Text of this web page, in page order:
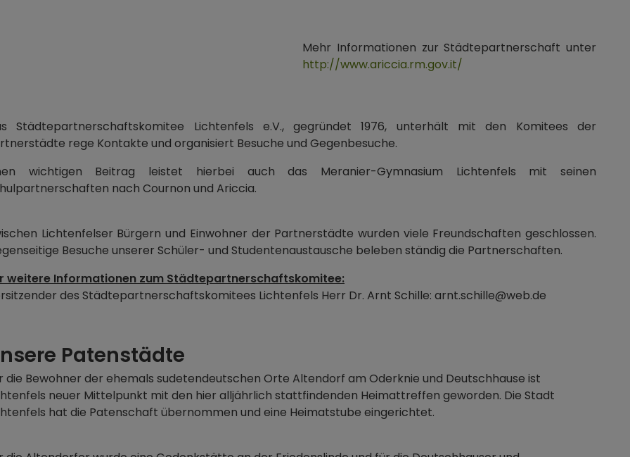
Mehr Informationen zur Städtepartnerschaft unter
http://www.ariccia.rm.gov.it/
Städtepartnerschaftskomitee Lichtenfels e.V., gegründet 1976, unterhält mit den Komitees der
rege Kontakte und organisiert Besuche und Gegenbesuche.
wichtigen Beitrag leistet hierbei auch das Meranier-Gymnasium Lichtenfels mit seinen
nach Cournon und Ariccia.
Lichtenfelser Bürgern und Einwohner der Partnerstädte wurden viele Freundschaften geschlossen.
Besuche unserer Schüler- und Studentenaustausche beleben ständig die Partnerschaften.
weitere Informationen zum Städtepartnerschaftskomitee:
des Städtepartnerschaftskomitees Lichtenfels Herr Dr. Arnt Schille: arnt.schille@web.de
Patenstädte
die Bewohner der ehemals sudetendeutschen Orte Altendorf am Oderknie und Deutschhause ist
neuer Mittelpunkt mit den hier alljährlich stattfindenden Heimattreffen geworden. Die Stadt
hat die Patenschaft übernommen und eine Heimatstube eingerichtet.